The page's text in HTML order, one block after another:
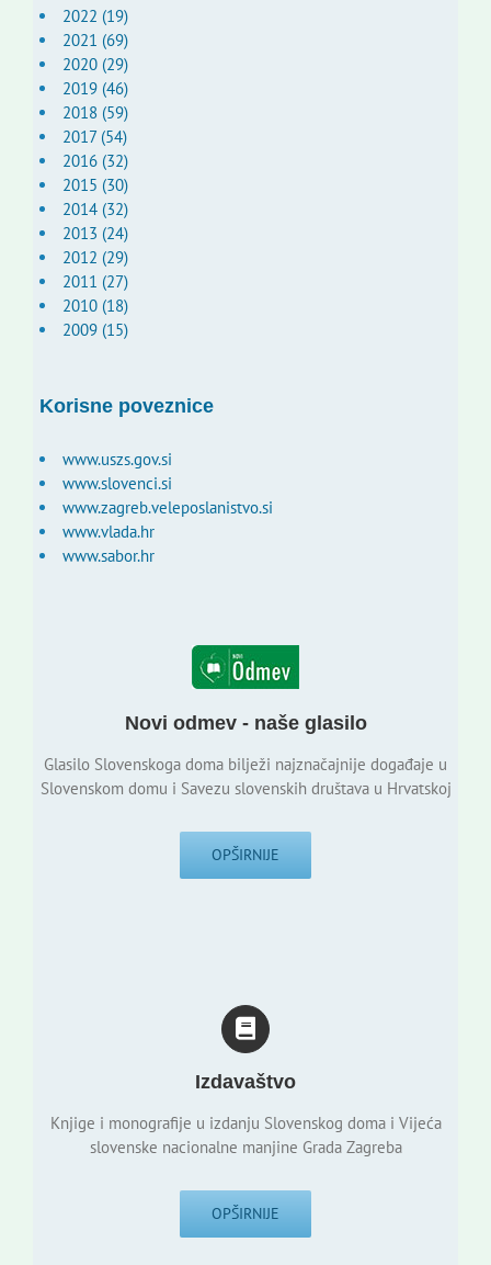
2022 (19)
2021 (69)
2020 (29)
2019 (46)
2018 (59)
2017 (54)
2016 (32)
2015 (30)
2014 (32)
2013 (24)
2012 (29)
2011 (27)
2010 (18)
2009 (15)
Korisne poveznice
www.uszs.gov.si
www.slovenci.si
www.zagreb.veleposlanistvo.si
www.vlada.hr
www.sabor.hr
Novi odmev - naše glasilo
Glasilo Slovenskoga doma bilježi najznačajnije događaje u
Slovenskom domu i Savezu slovenskih društava u Hrvatskoj
OPŠIRNIJE
Izdavaštvo
Knjige i monografije u izdanju Slovenskog doma i Vijeća
slovenske nacionalne manjine Grada Zagreba
OPŠIRNIJE